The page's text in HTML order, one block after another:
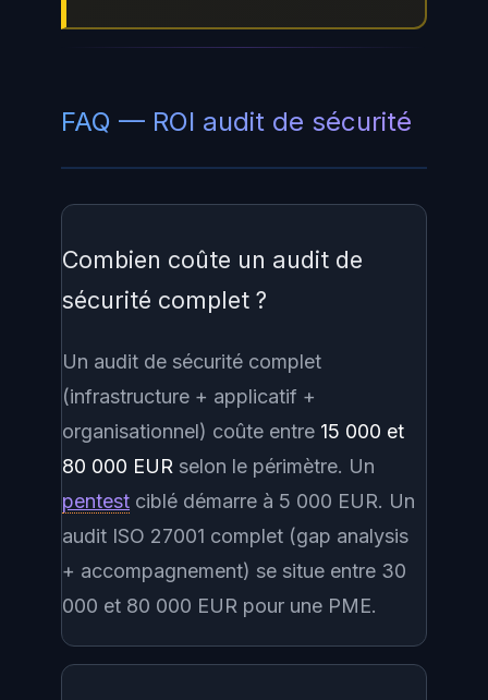
FAQ — ROI audit de sécurité
Combien coûte un audit de
sécurité complet ?
Un audit de sécurité complet
(infrastructure + applicatif +
organisationnel) coûte entre 15 000 et
80 000 EUR selon le périmètre. Un
pentest ciblé démarre à 5 000 EUR. Un
audit ISO 27001 complet (gap analysis
+ accompagnement) se situe entre 30
000 et 80 000 EUR pour une PME.